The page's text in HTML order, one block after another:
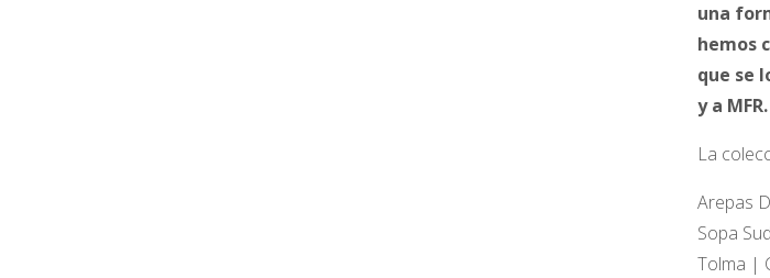
una
hemos
que se
y a MFR.
La
Arepas
Sopa
Tolma |